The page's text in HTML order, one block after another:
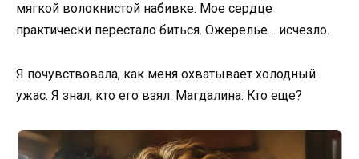
мягкой волокнистой набивке. Мое сердце
практически перестало биться. Ожерелье… исчезло.
Я почувствовала, как меня охватывает холодный
ужас. Я знал, кто его взял. Магдалина. Кто еще?